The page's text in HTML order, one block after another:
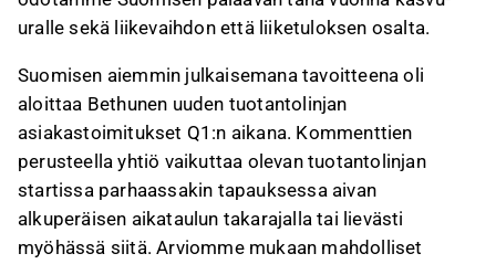
uralle sekä liikevaihdon että liiketuloksen osalta.
Suomisen aiemmin julkaisemana tavoitteena oli
aloittaa Bethunen uuden tuotantolinjan
asiakastoimitukset Q1:n aikana. Kommenttien
perusteella yhtiö vaikuttaa olevan tuotantolinjan
startissa parhaassakin tapauksessa aivan
alkuperäisen aikataulun takarajalla tai lievästi
myöhässä siitä. Arviomme mukaan mahdolliset